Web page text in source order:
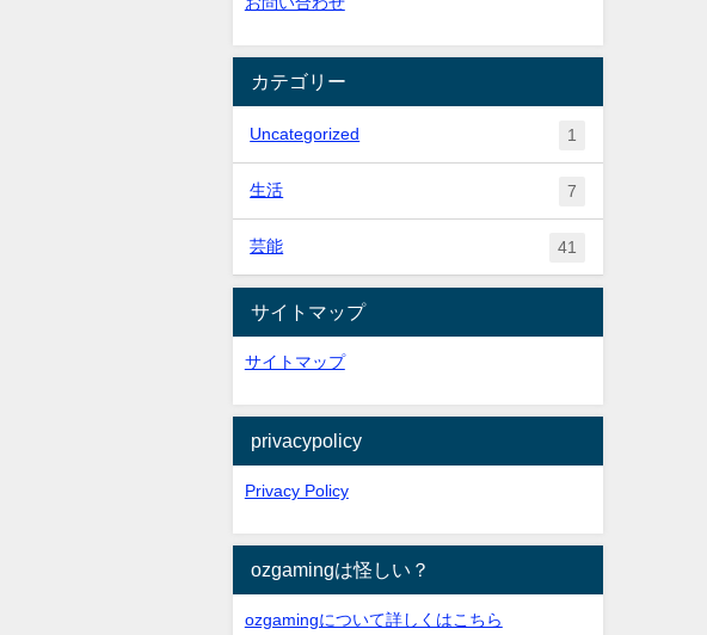
カテゴリー
Uncategorized 1
生活 7
芸能 41
サイトマップ
サイトマップ
privacypolicy
Privacy Policy
ozgamingは怪しい？
ozgamingについて詳しくはこちら